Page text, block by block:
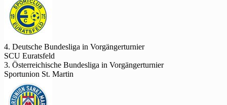
4. Deutsche Bundesliga in Vorgängerturnier
SCU Euratsfeld
3. Österreichische Bundesliga in Vorgängerturnier
Sportunion St. Martin